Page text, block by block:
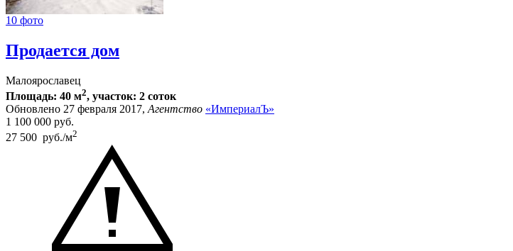
10 фото
Продается дом
Малоярославец
Площадь: 40 м2, участок: 2 соток
Обновлено 27 февраля 2017,Агентство «ИмпериалЪ»
1 100 000 руб.
27 500 руб./м2